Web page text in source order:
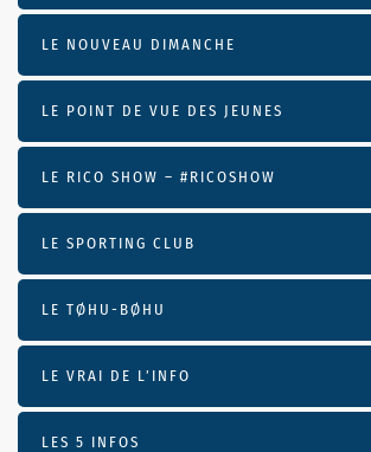
LE NOUVEAU DIMANCHE
LE POINT DE VUE DES JEUNES
LE RICO SHOW – #RICOSHOW
LE SPORTING CLUB
LE TØHU-BØHU
LE VRAI DE L’INFO
LES 5 INFOS